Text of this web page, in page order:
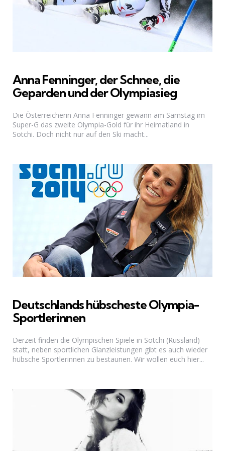
Anna Fenninger, der Schnee, die
Geparden und der Olympiasieg
Die Österreicherin Anna Fenninger gewann am Samstag im
Super-G das zweite Olympia-Gold für ihr Heimatland in
Sotchi. Doch nicht nur auf den Ski macht...
Deutschlands hübscheste Olympia-
Sportlerinnen
Derzeit finden die Olympischen Spiele in Sotchi (Russland)
statt, neben sportlichen Glanzleistungen gibt es auch wieder
hübsche Sportlerinnen zu bestaunen. Wir wollen euch hier...